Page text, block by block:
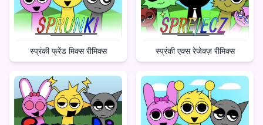
स्प्रंकी फ्रेंड मिक्स रीमिक्स स्प्रंकी एक्स रेजेक्ज़ रीमिक्स